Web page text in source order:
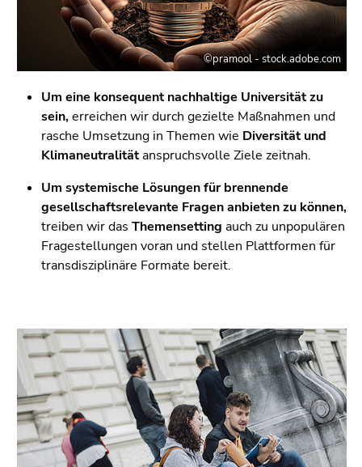
©pramool - stock.adobe.com
Um eine konsequent nachhaltige Universität zu
sein,erreichen wir durch gezielte Maßnahmen und
rasche Umsetzung in Themen wie Diversität und
Klimaneutralitätanspruchsvolle Ziele zeitnah.
Um systemische Lösungen für brennende
gesellschaftsrelevante Fragen anbieten zu können,
treiben wir das Themensetting auch zu unpopulären
Fragestellungen voran und stellen Plattformen für
transdisziplinäre Formate bereit.